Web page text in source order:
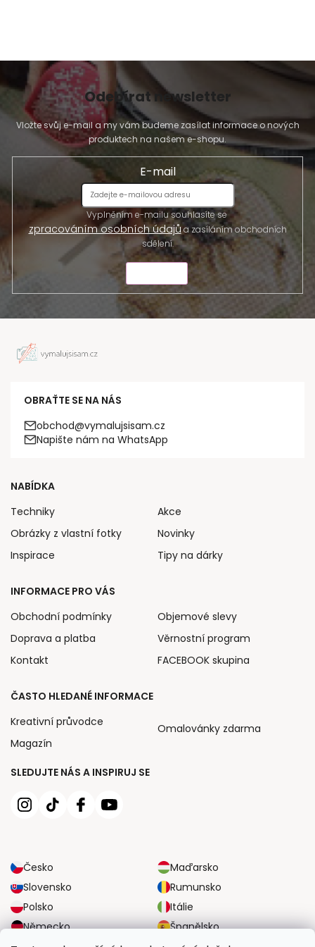
Odebírat newsletter
Vložte svůj e-mail a my vám budeme zasílat informace o nových
produktech na našem e-shopu.
E-mail
Vyplněním e-mailu souhlasíte se
zpracováním osobních údajůa zasíláním obchodních
sdělení.
OBRAŤTE SE NA NÁS
obchod@vymalujsisam.cz
Napište nám na WhatsApp
SLEDUJTE NÁS A INSPIRUJ SE
Česko
Maďarsko
Slovensko
Rumunsko
Polsko
Itálie
Německo
Španělsko
NABÍDKA
Techniky
Obrázky z vlastní fotky
Inspirace
Akce
Novinky
Tipy na dárky
INFORMACE PRO VÁS
Obchodní podmínky
Doprava a platba
Kontakt
Objemové slevy
Věrnostní program
FACEBOOK skupina
ČASTO HLEDANÉ INFORMACE
Kreativní průvodce
Magazín
Omalovánky zdarma